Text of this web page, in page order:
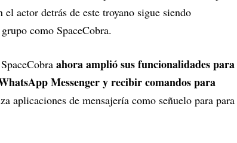
actor detrás de este troyano sigue siendo
como SpaceCobra.
ahora amplió sus funcionalidades para
Messenger y recibir comandos para
aplicaciones de mensajería como señuelo para para